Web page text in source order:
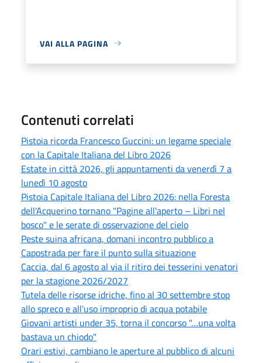
VAI ALLA PAGINA
Contenuti correlati
Pistoia ricorda Francesco Guccini: un legame speciale
con la Capitale Italiana del Libro 2026
Estate in città 2026, gli appuntamenti da venerdì 7 a
lunedì 10 agosto
Pistoia Capitale Italiana del Libro 2026: nella Foresta
dell'Acquerino tornano "Pagine all'aperto – Libri nel
bosco" e le serate di osservazione del cielo
Peste suina africana, domani incontro pubblico a
Capostrada per fare il punto sulla situazione
Caccia, dal 6 agosto al via il ritiro dei tesserini venatori
per la stagione 2026/2027
Tutela delle risorse idriche, fino al 30 settembre stop
allo spreco e all’uso improprio di acqua potabile
Giovani artisti under 35, torna il concorso "…una volta
bastava un chiodo"
Orari estivi, cambiano le aperture al pubblico di alcuni